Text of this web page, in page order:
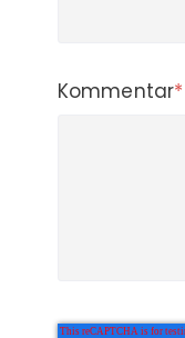
Kommentar*